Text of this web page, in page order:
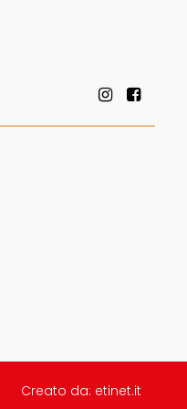
Creato da: etinet.it